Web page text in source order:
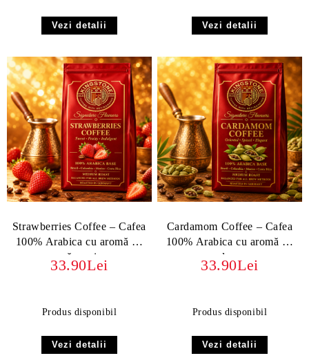
Vezi detalii Vezi detalii
Strawberries Coffee – Cafea
100% Arabica cu aromă de
căpșuni
33.90Lei
Produs disponibil
Vezi detalii
Cardamom Coffee – Cafea
100% Arabica cu aromă de
cardamom
33.90Lei
Produs disponibil
Vezi detalii